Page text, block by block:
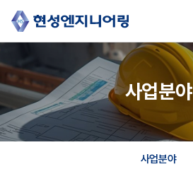
사업분야
사업분야